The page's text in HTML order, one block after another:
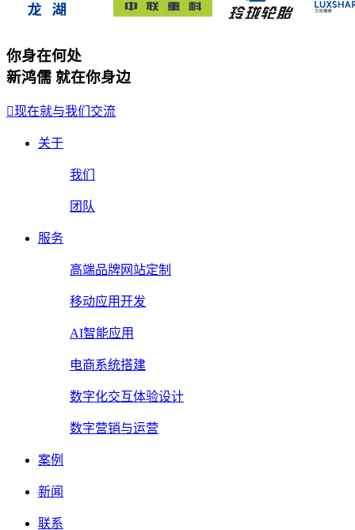
你身在何处
新鸿儒 就在你身边
现在就与我们交流
关于
我们
团队
服务
高端品牌网站定制
移动应用开发
AI智能应用
电商系统搭建
数字化交互体验设计
数字营销与运营
案例
新闻
联系